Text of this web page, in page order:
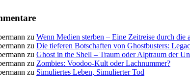
zu Wenn Medien sterben – Eine Zeitreise durch die
zu Die tieferen Botschaften von Ghostbusters:
zu Ghost in the Shell – Traum oder Alptraum der
zu Zombies: Voodoo-Kult oder Lachnummer?
zu Simuliertes Leben, Simulierter Tod